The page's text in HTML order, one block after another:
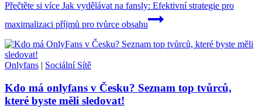
Přečtěte si více Jak vydělávat na fansly: Efektivní strategie pro
maximalizaci příjmů pro tvůrce obsahu
Onlyfans | Sociální Sítě
Kdo má onlyfans v Česku? Seznam top tvůrců,
které byste měli sledovat!